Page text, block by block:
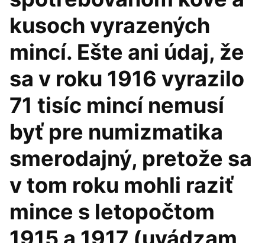
kusoch vyrazených
mincí. Ešte ani údaj, že
sa v roku 1916 vyrazilo
71 tisíc mincí nemusí
byť pre numizmatika
smerodajný, pretože sa
v tom roku mohli raziť
mince s letopočtom